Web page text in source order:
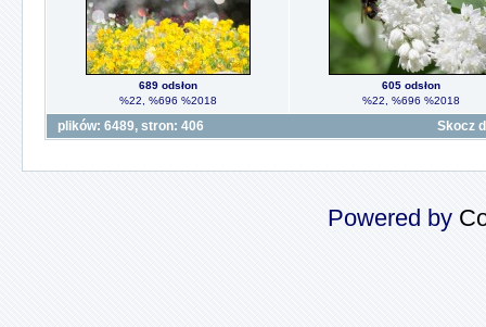
689 odsłon
%22, %696 %2018
605 odsłon
%22, %696 %2018
plików: 6489, stron: 406 Skocz
Powered by